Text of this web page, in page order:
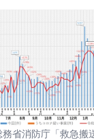
省消防庁「救急搬